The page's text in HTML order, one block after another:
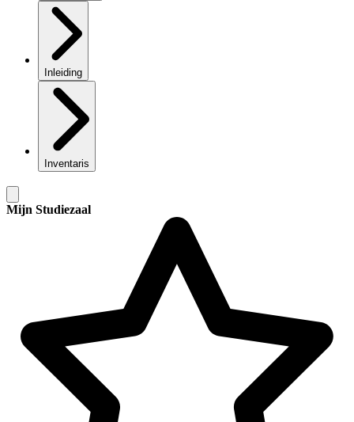
Inleiding
Inventaris
Mijn Studiezaal